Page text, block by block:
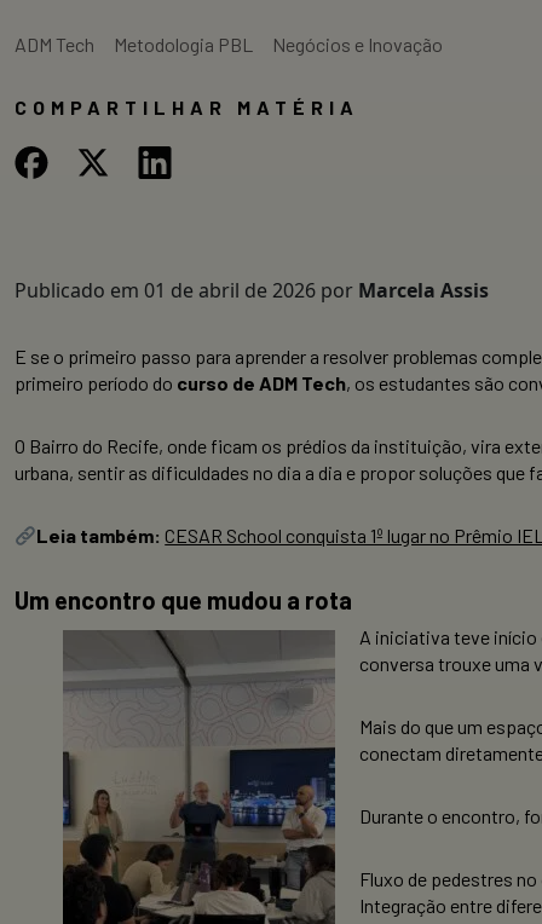
ADM Tech Metodologia PBL Negócios e Inovação
COMPARTILHAR MATÉRIA
Publicado em 01 de abril de 2026 por Marcela Assis
E se o primeiro passo para aprender a resolver problemas
primeiro período do curso de ADM Tech, os estudantes são
O Bairro do Recife, onde ficam os prédios da instituição, vira
urbana, sentir as dificuldades no dia a dia e propor soluções
Leia também: CESAR School conquista 1º lugar no Prêmio
Um encontro que mudou a rota
A iniciativa teve
conversa trouxe uma
Mais do que um
conectam
Durante o encontro,
Fluxo de pedestres
Integração entre